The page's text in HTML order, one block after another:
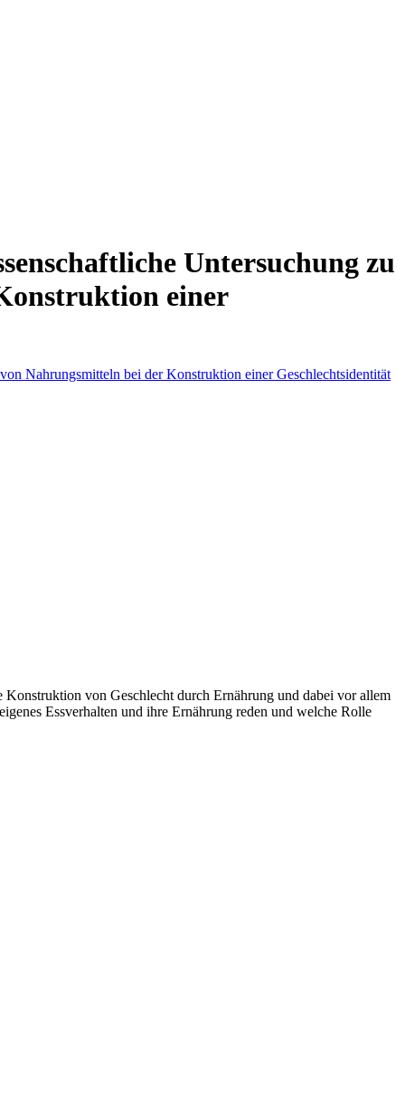
Untersuchung zu
einer
von Geschlecht durch Ernährung und dabei vor allem
Essverhalten und ihre Ernährung reden und welche Rolle